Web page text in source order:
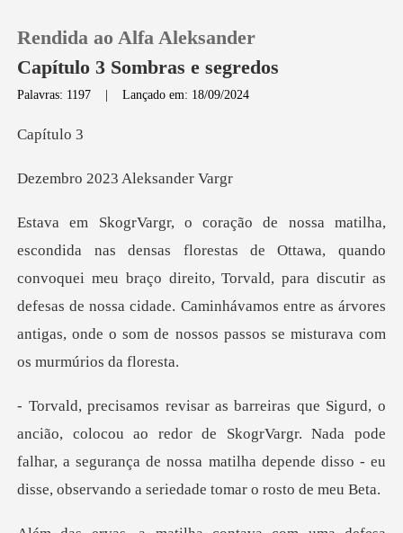
Loja
Sair
Baixar App
Rendida ao Alfa Aleksander
Capítulo 3 Sombras e segredos
Palavras: 1197 |Lançado em: 18/09/2024
ítu
023 Aleksa
do
convoquei meu braço direito, Torvald, para discutir as
defesas de nossa cidade. Caminhávamos
ao redor de SkogrVargr. Nada pode
falhar, a segurança de nossa matilha de